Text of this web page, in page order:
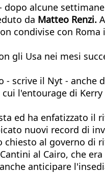
alcune
da Matteo Renzi.
condivise con
gli Usa nei mesi
scrive il Nyt - anche
cui l'entourage di
ed ha enfatizzato il
nuovi record di
al governo di
al Cairo, che
anticipare